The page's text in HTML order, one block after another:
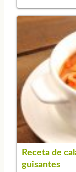
Receta de
guisantes